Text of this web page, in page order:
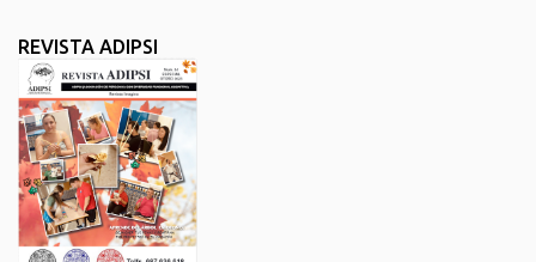
REVISTA ADIPSI